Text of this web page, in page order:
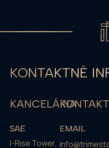
KONTAKTNÉ
KANCELÁRIA
SAE
I-Rise Tower,
KONTAKT
EMAIL